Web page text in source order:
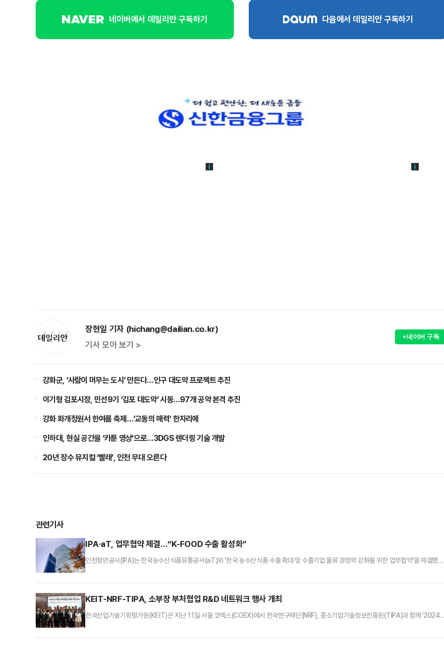
네이버에서 데일리안 구독하기 다음에서 데일리안 구독하기
장현일 기자 (hichang@dailian.co.kr)
기사 모아 보기 >
+네이버 구독
강화군, ‘사람이 머무는 도시’ 만든다…인구 대도약 프로젝트 추진
이기형 김포시장, 민선9기 ‘김포 대도약’ 시동…97개 공약 본격 추진
강화 화개정원서 한여름 축제…‘교동의 매력’ 한자리에
인하대, 현실 공간을 ‘카툰 영상’으로…3DGS 렌더링 기술 개발
20년 장수 뮤지컬 ‘빨래’, 인천 무대 오른다
관련기사
IPA·aT, 업무협약 체결…“K-FOOD 수출 활성화”
인천항만공사(IPA)는 한국농수산식품유통공사(aT)와 ‘한국 농수산식품 수출 확대 및 수출기업 물류 경쟁력 강화를 위한 업무협약’을 체결했다
상호 협력을 도모하기 위해 마련됐다.양 기관은 이번 협약으로 국내·외 물류 네트워크 확충을 통한 농수산식품 수출 경쟁력 강화를 비롯해 농수
KEIT-NRF-TIPA, 소부장 부처협업 R&D 네트워크 행사 개최
한국산업기술기획평가원(KEIT)은 지난 11일 서울 코엑스(COEX)에서 한국연구재단(NRF), 중소기업기술정보진흥원(TIPA)과 함께 '2024
구기간 단축 및 예산 지원의 효율성을 위해 산업통상자원부, 과학기술정보통신부, 중소벤처기업부 등 3개 부처가 협력해 R&D 지원 품목을 함